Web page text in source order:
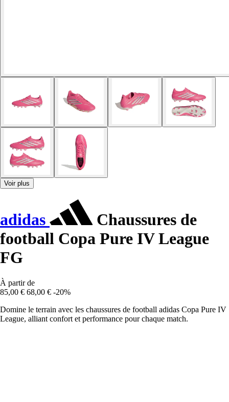
Voir plus
adidas
Chaussures de
football Copa Pure IV League
FG
À partir de
85,00 € 68,00 € -20%
Domine le terrain avec les chaussures de football adidas Copa Pure IV
League, alliant confort et performance pour chaque match.